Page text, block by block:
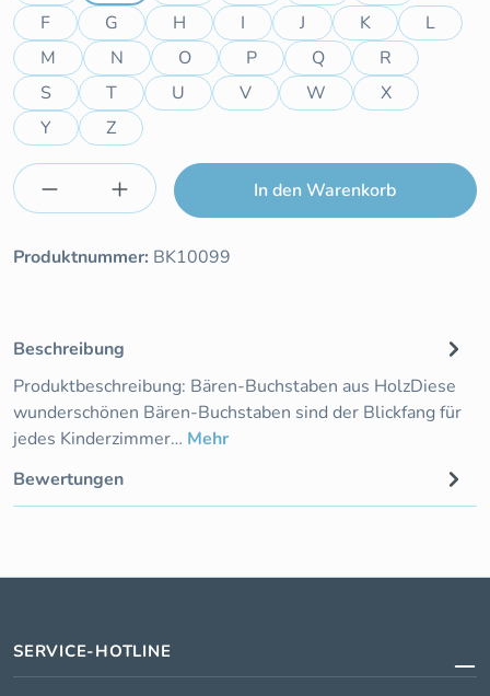
F
G H I J K
L
M
N O P Q
R
S
T U V W
X
Y
Z
Produkt Anzahl: Gib den gewünschten
In den Warenkorb
Produktnummer: BK10099
Beschreibung
Produktbeschreibung: Bären-Buchstaben aus HolzDiese
wunderschönen Bären-Buchstaben sind der Blickfang für
jedes Kinderzimmer… Mehr
Bewertungen
SERVICE-HOTLINE